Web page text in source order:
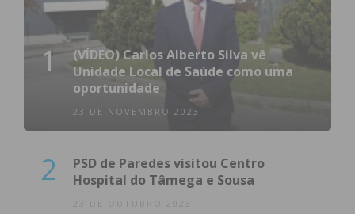
1
(VÍDEO) Carlos Alberto Silva vê
Unidade Local de Saúde como uma
oportunidade
23 DE NOVEMBRO 2023
2
PSD de Paredes visitou Centro
Hospital do Tâmega e Sousa
23 DE OUTUBRO 2023